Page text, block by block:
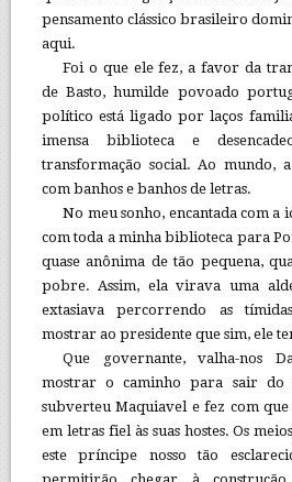
pensamento clássico brasileiro
aqui.
Foi o que ele fez, a favor da
de Basto, humilde povoado
político está ligado por laços
imensa biblioteca e
transformação social. Ao mundo,
com banhos e banhos de letras.
No meu sonho, encantada com a
com toda a minha biblioteca para
quase anônima de tão pequena,
pobre. Assim, ela virava uma
extasiava percorrendo as
mostrar ao presidente que sim, ele
Que governante, valha-nos
mostrar o caminho para sair do
subverteu Maquiavel e fez com
em letras fiel às suas hostes. Os
este príncipe nosso tão